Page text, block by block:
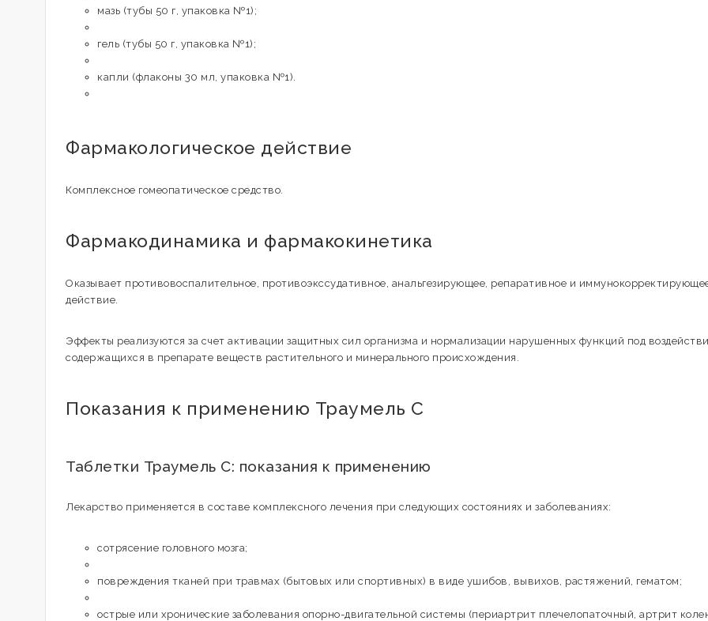
мазь (тубы 50 г, упаковка №1);
гель (тубы 50 г, упаковка №1);
капли (флаконы 30 мл, упаковка №1).
Фармакологическое действие
Комплексное гомеопатическое средство.
Фармакодинамика и фармакокинетика
Оказывает противовоспалительное, противоэкссудативное, анальгезирующее, репаративное и
действие.
Эффекты реализуются за счет активации защитных сил организма и нормализации нарушенных функций под
содержащихся в препарате веществ растительного и минерального происхождения.
Показания к применению Траумель С
Таблетки Траумель С: показания к применению
Лекарство применяется в составе комплексного лечения при следующих состояниях и заболеваниях:
сотрясение головного мозга;
повреждения тканей при травмах (бытовых или спортивных) в виде ушибов, вывихов, растяжений, гематом;
острые или хронические заболевания опорно-двигательной системы (периартрит плечелопаточный, артрит